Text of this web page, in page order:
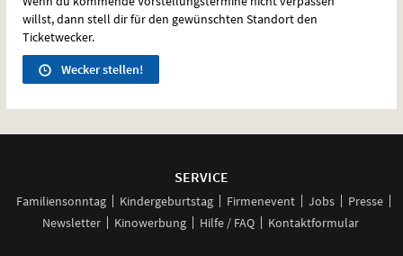
willst, dann stell dir für den gewünschten Standort den
Ticketwecker.
Wecker stellen!
SERVICE
Familiensonntag Kindergeburtstag Firmenevent Jobs
Presse
Newsletter
Kinowerbung Hilfe / FAQ Kontaktformular